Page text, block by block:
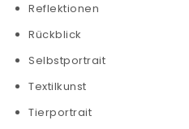
Reflektionen
Rückblick
Selbstportrait
Textilkunst
Tierportrait